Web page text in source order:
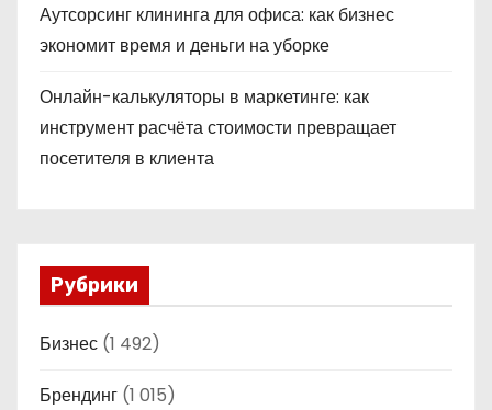
Аутсорсинг клининга для офиса: как бизнес
экономит время и деньги на уборке
Онлайн-калькуляторы в маркетинге: как
инструмент расчёта стоимости превращает
посетителя в клиента
Рубрики
Бизнес (1 492)
Брендинг (1 015)